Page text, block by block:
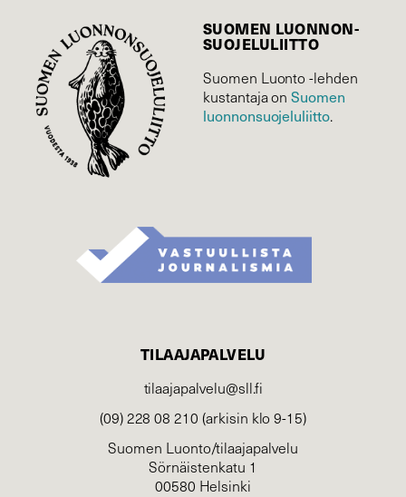
SUOMEN LUONNON­
SUOJELU­LIITTO
Suomen Luonto -lehden
kustantaja onSuomen
luonnonsuojelu­liitto.
TILAAJAPALVELU
tilaajapalvelu@sll.fi
(09) 228 08 210 (arkisin klo 9-15)
Suomen Luonto/tilaajapalvelu
Sörnäistenkatu 1
00580 Helsinki